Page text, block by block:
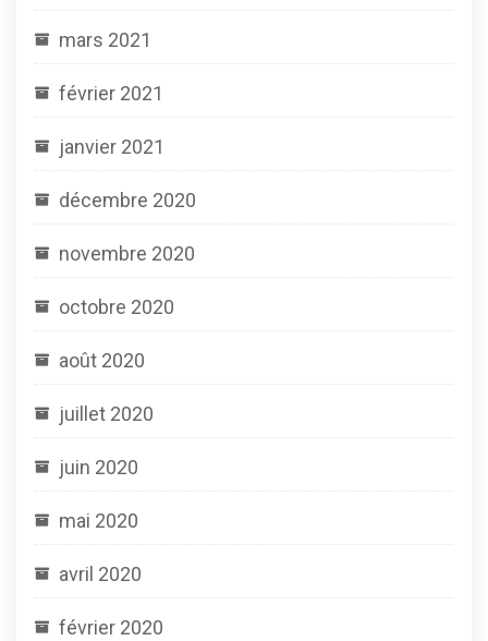
mars 2021
février 2021
janvier 2021
décembre 2020
novembre 2020
octobre 2020
août 2020
juillet 2020
juin 2020
mai 2020
avril 2020
février 2020